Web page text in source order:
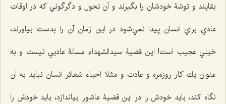
بقاپند و توشۀ خودشان را بگيرند و آن تحول و دگرگوني كه در اوقات
عادي براي انسان پيدا نمي‌شود در اين زمان آن را بدست بیاورند،
خيلي عجيب است! اين قضيۀ سيدالشهداء مسالۀ عادیي نيست و به
عنوان يك كار روزمره و عادت و مثلا احياء شعائر انسان نبايد به آن
نگاه كند، بايد خودش را در اين قضيۀ عاشورا بياندازد، بايد خودش را